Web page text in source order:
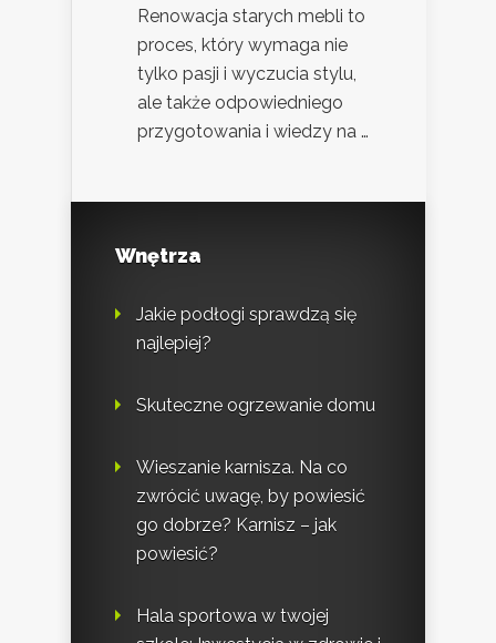
Renowacja starych mebli to
proces, który wymaga nie
tylko pasji i wyczucia stylu,
ale także odpowiedniego
przygotowania i wiedzy na …
Wnętrza
Jakie podłogi sprawdzą się
najlepiej?
Skuteczne ogrzewanie domu
Wieszanie karnisza. Na co
zwrócić uwagę, by powiesić
go dobrze? Karnisz – jak
powiesić?
Hala sportowa w twojej